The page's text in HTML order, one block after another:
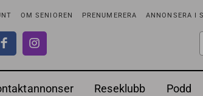
OM SENIOREN PRENUMERERA ANNONSERA I
Reseklubb Podd